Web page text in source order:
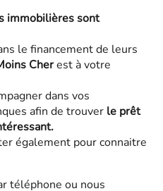
immobilières sont
le financement de leurs
Cherest à votre
dans vos
afin de trouver le prêt
également pour connaitre
téléphone ou nous